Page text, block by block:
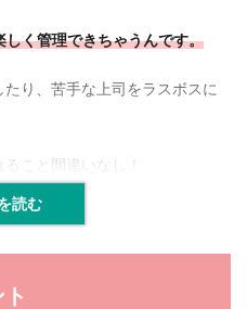
く管理できちゃうんです。
り、苦手な上司をラスボスに
こと間違いなし！
読む